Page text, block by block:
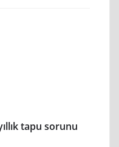
tapu sorunu